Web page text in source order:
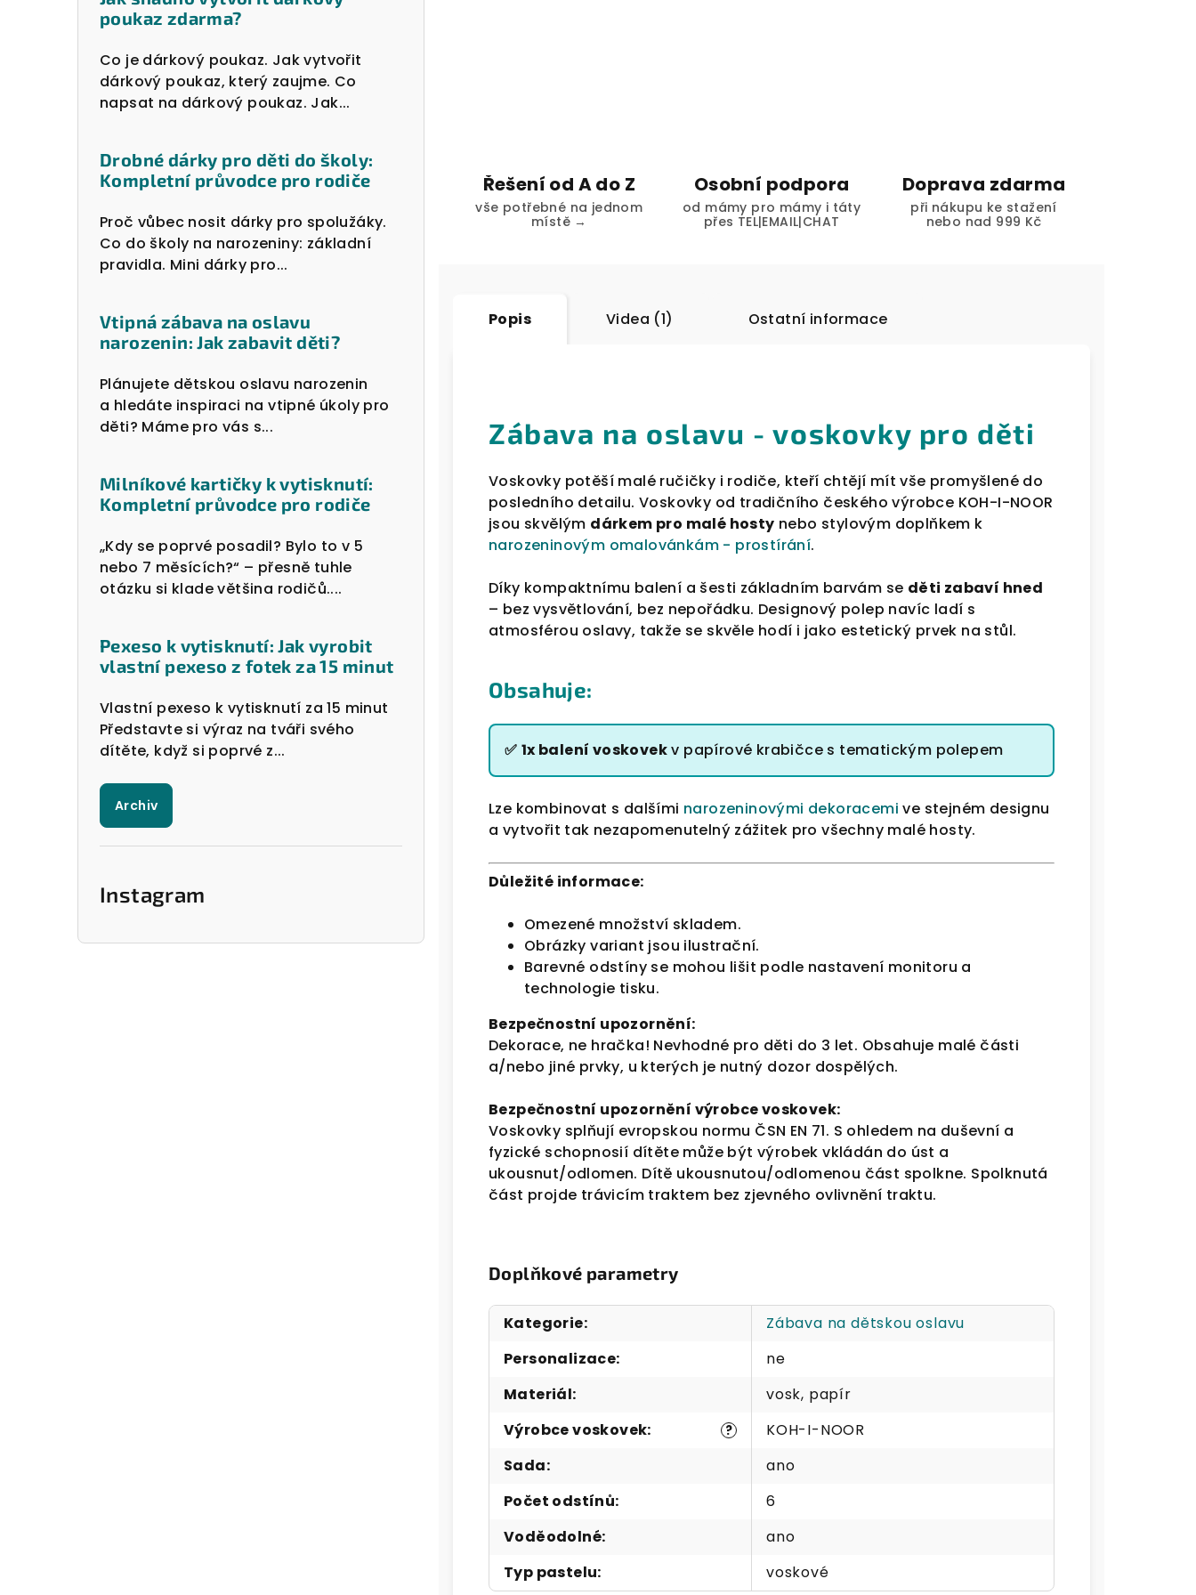
poukaz zdarma?
Co je dárkový poukaz. Jak vytvořit
dárkový poukaz, který zaujme. Co
napsat na dárkový poukaz. Jak...
Drobné dárky pro děti do školy:
Kompletní průvodce pro rodiče
Proč vůbec nosit dárky pro spolužáky.
Co do školy na narozeniny: základní
pravidla. Mini dárky pro...
Vtipná zábava na oslavu
narozenin: Jak zabavit děti?
Plánujete dětskou oslavu narozenin
a hledáte inspiraci na vtipné úkoly pro
děti? Máme pro vás s...
Milníkové kartičky k vytisknutí:
Kompletní průvodce pro rodiče
„Kdy se poprvé posadil? Bylo to v 5
nebo 7 měsících?“ – přesně tuhle
otázku si klade většina rodičů....
Pexeso k vytisknutí: Jak vyrobit
vlastní pexeso z fotek za 15 minut
Vlastní pexeso k vytisknutí za 15 minut
Představte si výraz na tváři svého
dítěte, když si poprvé z...
Archiv
Instagram
Řešení od A do Z
vše potřebné na jednom
místě →
Osobní podpora
od mámy pro mámy i táty
přes TEL|EMAIL|CHAT
Doprava zdarma
při nákupu ke stažení
nebo nad 999 Kč
Popis Videa (1) Ostatní informace
Zábava na oslavu - voskovky pro děti
Voskovky potěší malé ručičky i rodiče, kteří chtějí mít vše promyšlené do
posledního detailu. Voskovky od tradičního českého výrobce KOH-I-NOOR
jsou skvělým dárkem pro malé hosty nebo stylovým doplňkem k
narozeninovým omalovánkám - prostírání.
Díky kompaktnímu balení a šesti základním barvám se děti zabaví hned
– bez vysvětlování, bez nepořádku. Designový polep navíc ladí s
atmosférou oslavy, takže se skvěle hodí i jako estetický prvek na stůl.
Obsahuje:
✅ 1x balení voskovekv papírové krabičce s tematickým polepem
Lze kombinovat s dalšími narozeninovými dekoracemi ve stejném designu
a vytvořit tak nezapomenutelný zážitek pro všechny malé hosty.
Důležité informace:
Omezené množství skladem.
Obrázky variant jsou ilustrační.
Barevné odstíny se mohou lišit podle nastavení monitoru a
technologie tisku.
Bezpečnostní upozornění:
Dekorace, ne hračka! Nevhodné pro děti do 3 let. Obsahuje malé části
a/nebo jiné prvky, u kterých je nutný dozor dospělých.
Bezpečnostní upozornění výrobce voskovek:
Voskovky splňují evropskou normu ČSN EN 71. S ohledem na duševní a
fyzické schopnosií dítěte může být výrobek vkládán do úst a
ukousnut/odlomen. Dítě ukousnutou/odlomenou část spolkne. Spolknutá
část projde trávicím traktem bez zjevného ovlivnění traktu.
Doplňkové parametry
Kategorie:
Zábava na dětskou oslavu
Personalizace:
ne
Materiál: vosk, papír
?
Výrobce voskovek:
KOH-I-NOOR
Sada:
ano
Počet odstínů:
6
Voděodolné:
ano
Typ pastelu: voskové